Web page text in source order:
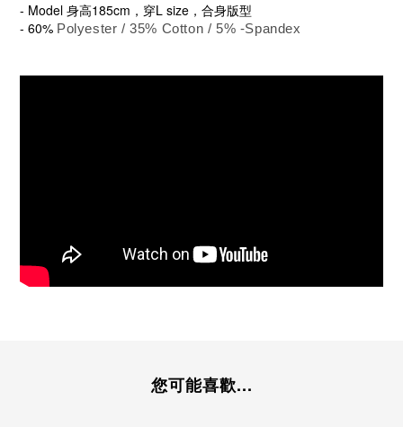
- Model 身高185cm，穿L size，合身版型
- 60% Polyester / 35% Cotton / 5% -Spandex
您可能喜歡...